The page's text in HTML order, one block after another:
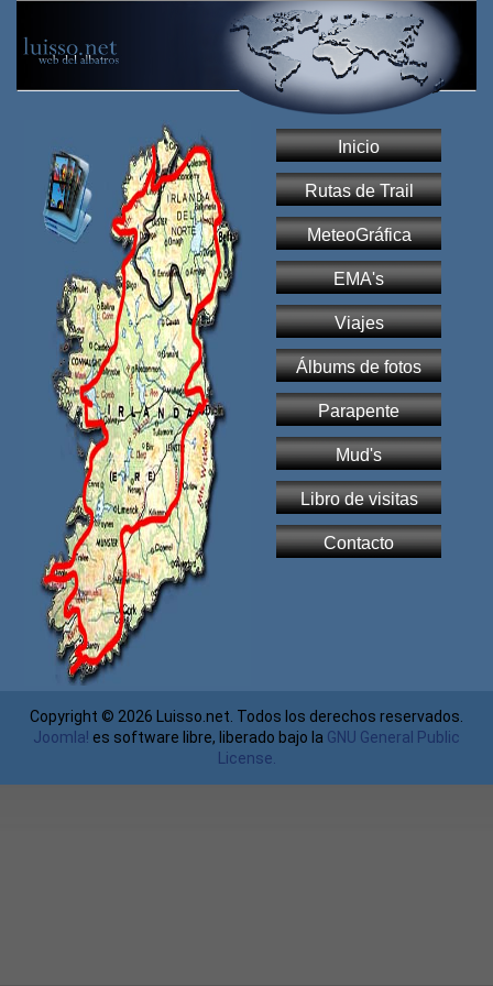
Inicio
Rutas de Trail
MeteoGráfica
EMA's
Viajes
Álbums de fotos
Parapente
Mud's
Libro de visitas
Contacto
Copyright © 2026 Luisso.net. Todos los derechos reservados.
Joomla! es software libre, liberado bajo la GNU General Public
License.